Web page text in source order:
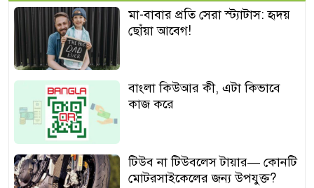
মা-বাবার প্রতি সেরা স্ট্যাটাস: হৃদয়
ছোঁয়া আবেগ!
বাংলা কিউআর কী, এটা কিভাবে
কাজ করে
টিউব না টিউবলেস টায়ার— কোনটি
মোটরসাইকেলের জন্য উপযুক্ত?